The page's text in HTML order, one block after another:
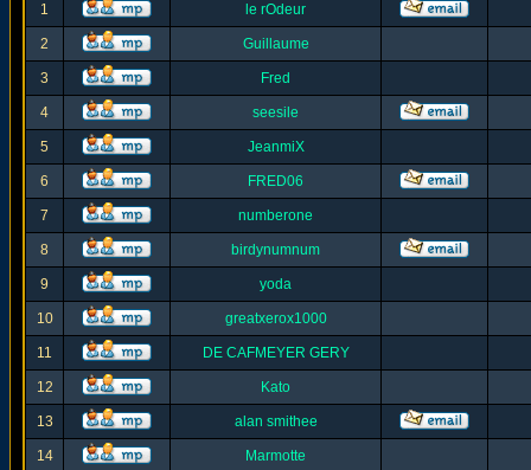
1 le rOdeur
2 Guillaume
3 Fred
4 seesile
5 JeanmiX
6 FRED06
7 numberone
8 birdynumnum
9 yoda
10 greatxerox1000
11 DE CAFMEYER GERY
12 Kato
13 alan smithee
14 Marmotte